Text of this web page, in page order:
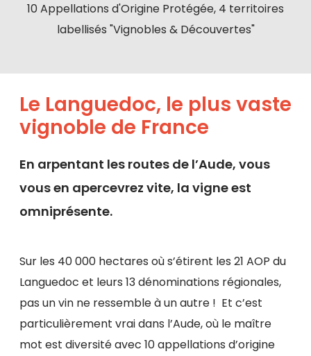
Le Languedoc, le plus vaste
vignoble de France
En arpentant les routes de l’Aude, vous
vous en apercevrez vite, la vigne est
omniprésente.
Sur les 40 000 hectares où s’étirent les 21 AOP du
Languedoc et leurs 13 dénominations régionales,
pas un vin ne ressemble à un autre ! Et c’est
particulièrement vrai dans l’Aude, où le maître
mot est diversité avec 10 appellations d’origine
10 Appellations d'Origine Protégée, 4 territoires
labellisés "Vignobles & Découvertes"